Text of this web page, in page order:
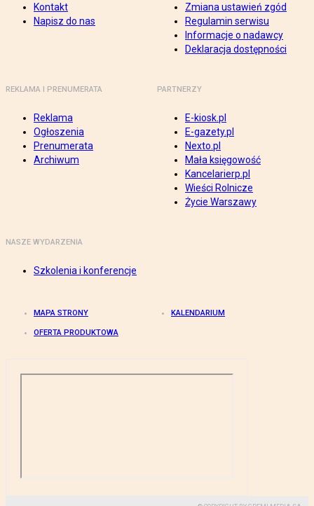
Kontakt
Napisz do nas
Zmiana ustawień zgód
Regulamin serwisu
Informacje o nadawcy
Deklaracja dostępności
REKLAMA I PRENUMERATA
Reklama
Ogłoszenia
Prenumerata
Archiwum
PARTNERZY
E-kiosk.pl
E-gazety.pl
Nexto.pl
Mała księgowość
Kancelarierp.pl
Wieści Rolnicze
Życie Warszawy
NASZE WYDARZENIA
Szkolenia i konferencje
MAPA STRONY KALENDARIUM
OFERTA PRODUKTOWA